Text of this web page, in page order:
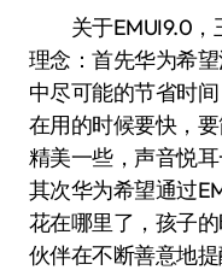
关于EMUI9.0，
理念：首先华为希
中尽可能的节省时
在用的时候要快，
精美一些，声音悦
其次华为希望通过
花在哪里了，孩子
伙伴在不断善意地